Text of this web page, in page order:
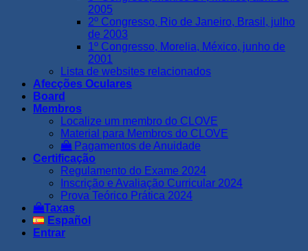
2005
2º Congresso, Rio de Janeiro, Brasil, julho
de 2003
1º Congresso, Morelia, México, junho de
2001
Lista de websites relacionados
Afecções Oculares
Board
Membros
Localize um membro do CLOVE
Material para Membros do CLOVE
Pagamentos de Anuidade
Certificação
Regulamento do Exame 2024
Inscrição e Avaliação Curricular 2024
Prova Teórico Prática 2024
Taxas
Español
Entrar